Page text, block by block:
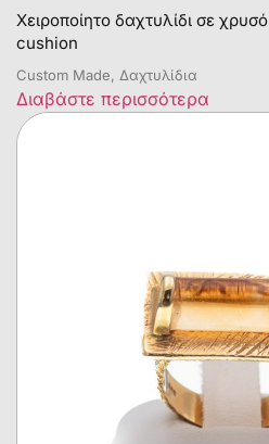
Χειροποίητο δαχτυλίδι σε
cushion
Custom Made, Δαχτυλίδια
Διαβάστε περισσότερα